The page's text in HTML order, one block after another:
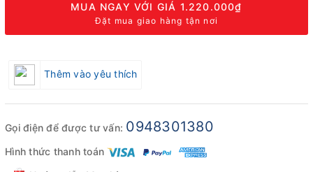
MUA NGAY VỚI GIÁ 1.220.000₫
Đặt mua giao hàng tận nơi
Thêm vào yêu thích
Gọi điện để được tư vấn: 0948301380
Hình thức thanh toán